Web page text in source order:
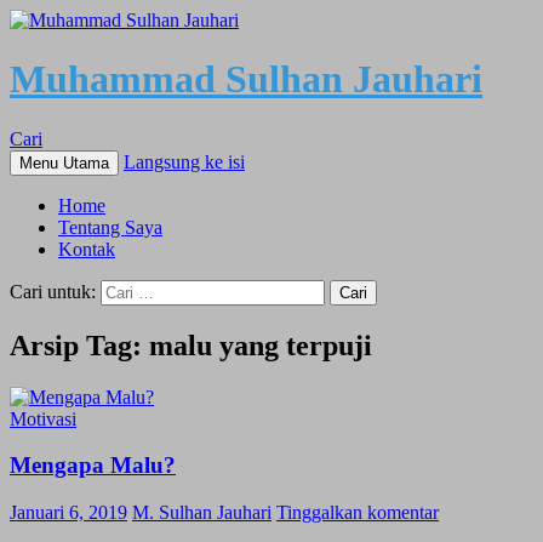
Muhammad Sulhan Jauhari
Cari
Menu Utama Langsung ke isi
Home
Tentang Saya
Kontak
Cari untuk:
Arsip Tag: malu yang terpuji
Motivasi
Mengapa Malu?
Januari 6, 2019 M. Sulhan Jauhari Tinggalkan komentar